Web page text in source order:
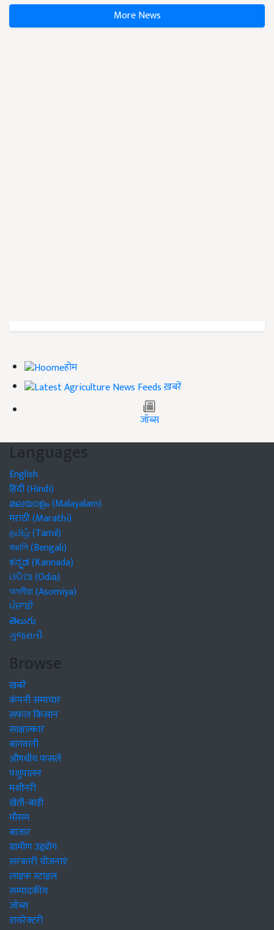
More News
होम
ख़बरें
जॉब्स
Languages
English
हिंदी (Hindi)
മലയാളം (Malayalam)
मराठी (Marathi)
தமிழ் (Tamil)
বাঙালি (Bengali)
ಕನ್ನಡ (Kannada)
ଓଡିଆ (Odia)
অসমীয়া (Asomiya)
ਪੰਜਾਬੀ
తెలుగు
ગુજરાતી
Browse
खबरें
कंपनी समाचार
सफल किसान
साक्षात्कार
बागवानी
औषधीय फसलें
पशुपालन
मशीनरी
खेती-बाड़ी
मौसम
बाजार
ग्रामीण उद्द्योग
सरकारी योजनाएं
लाइफ स्टाइल
सम्पादकीय
जॉब्स
डायरेक्टरी